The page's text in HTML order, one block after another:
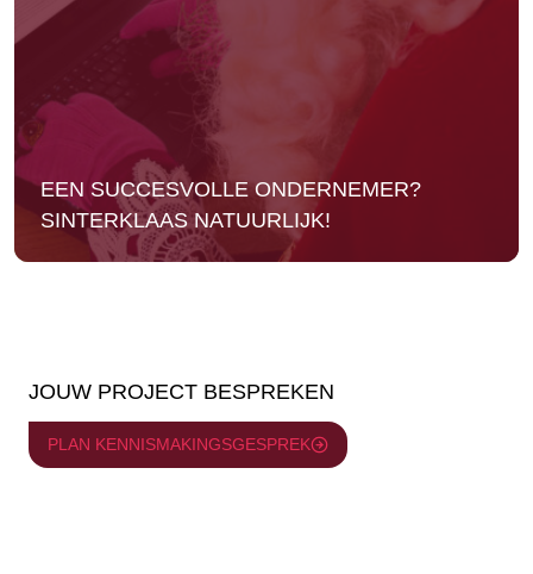
EEN SUCCESVOLLE ONDERNEMER?
SINTERKLAAS NATUURLIJK!
JOUW PROJECT BESPREKEN
PLAN KENNISMAKINGSGESPREK